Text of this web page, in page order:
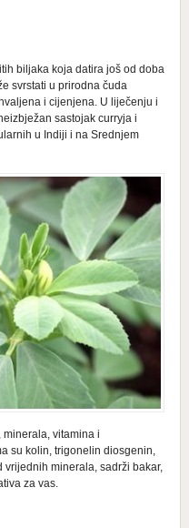
biljaka koja datira još od doba
svrstati u prirodna čuda
i cijenjena. U liječenju i
sastojak curryja i
u Indiji i na Srednjem
vitamina i
su kolin, trigonelin diosgenin,
minerala, sadrži bakar,
za vas.